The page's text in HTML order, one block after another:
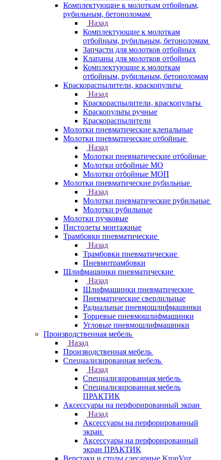
Комплектующие к молоткам отбойным,
рубильным, бетоноломам
Назад
Комплектующие к молоткам
отбойным, рубильным, бетоноломам
Запчасти для молотков отбойных
Клапаны для молотков отбойных
Комплектующие к молоткам
отбойным, рубильным, бетоноломам
Краскораспылители, краскопульты
Назад
Краскораспылители, краскопульты
Краскопульты ручные
Краскораспылители
Молотки пневматические клепальные
Молотки пневматические отбойные
Назад
Молотки пневматические отбойные
Молотки отбойные МО
Молотки отбойные МОП
Молотки пневматические рубильные
Назад
Молотки пневматические рубильные
Молотки рубильные
Молотки пучковые
Пистолеты монтажные
Трамбовки пневматические
Назад
Трамбовки пневматические
Пневмотрамбовки
Шлифмашинки пневматические
Назад
Шлифмашинки пневматические
Пневматические сверлильные
Радиальные пневмошлифмашинки
Торцевые пневмошлифмашинки
Угловые пневмошлифмашинки
Производственная мебель
Назад
Производственная мебель
Cпециализированная мебель
Назад
Cпециализированная мебель
Специализированная мебель
ПРАКТИК
Аксессуары на перфорированный экран
Назад
Аксессуары на перфорированный
экран
Аксессуары на перфорированный
экран ПРАКТИК
Верстаки и столы слесарные KronVuz